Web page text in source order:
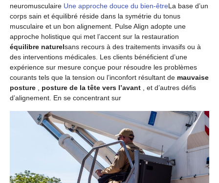
neuromusculaire Une approche douce du bien-êtreLa base d’un
corps sain et équilibré réside dans la symétrie du tonus
musculaire et un bon alignement. Pulse Align adopte une
approche holistique qui met l’accent sur la restauration
équilibre naturelsans recours à des traitements invasifs ou à
des interventions médicales. Les clients bénéficient d’une
expérience sur mesure conçue pour résoudre les problèmes
courants tels que la tension ou l’inconfort résultant de mauvaise
posture
posture de la tête vers l’avant , et d’autres défis
d’alignement. En se concentrant sur